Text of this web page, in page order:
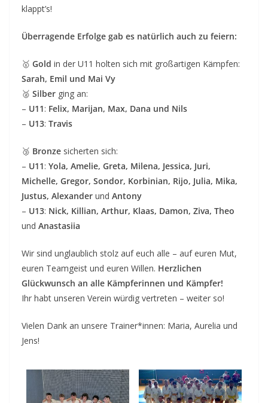
klappt’s!
Überragende Erfolge gab es natürlich auch zu feiern:
🥇 Gold in der U11 holten sich mit großartigen Kämpfen:
Sarah, Emil und Mai Vy
🥈 Silber ging an:
– U11: Felix, Marijan, Max, Dana und Nils
– U13: Travis
🥉 Bronze sicherten sich:
– U11: Yola, Amelie, Greta, Milena, Jessica, Juri,
Michelle, Gregor, Sondor, Korbinian, Rijo, Julia, Mika,
Justus, Alexander und Antony
– U13: Nick, Killian, Arthur, Klaas, Damon, Ziva, Theo
und Anastasiia
Wir sind unglaublich stolz auf euch alle – auf euren Mut,
euren Teamgeist und euren Willen. Herzlichen
Glückwunsch an alle Kämpferinnen und Kämpfer!
Ihr habt unseren Verein würdig vertreten – weiter so!
Vielen Dank an unsere Trainer*innen: Maria, Aurelia und
Jens!